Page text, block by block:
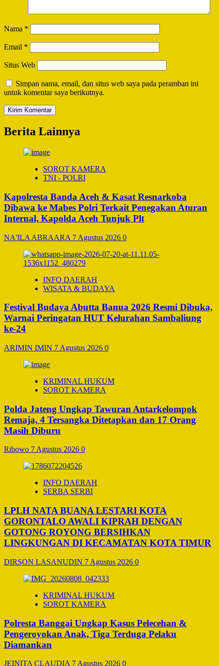
Nama *
Email *
Situs Web
Simpan nama, email, dan situs web saya pada peramban ini
untuk komentar saya berikutnya.
Berita Lainnya
SOROT KAMERA
TNI - POLRI
Kapolresta Banda Aceh & Kasat Resnarkoba
Dibawa ke Mabes Polri Terkait Penegakan Aturan
Internal, Kapolda Aceh Tunjuk Plt
NA'ILA ABRAARA 7 Agustus 2026 0
INFO DAERAH
WISATA & BUDAYA
Festival Budaya Abutta Banua 2026 Resmi Dibuka,
Warnai Peringatan HUT Kelurahan Sambaliung
ke-24
ARIMIN IMIN 7 Agustus 2026 0
KRIMINAL HUKUM
SOROT KAMERA
Polda Jateng Ungkap Tawuran Antarkelompok
Remaja, 4 Tersangka Ditetapkan dan 17 Orang
Masih Diburu
Ribowo 7 Agustus 2026 0
INFO DAERAH
SERBA SERBI
LPLH NATA BUANA LESTARI KOTA
GORONTALO AWALI KIPRAH DENGAN
GOTONG ROYONG BERSIHKAN
LINGKUNGAN DI KECAMATAN KOTA TIMUR
DIRSON LASANUDIN 7 Agustus 2026 0
KRIMINAL HUKUM
SOROT KAMERA
Polresta Banggai Ungkap Kasus Pelecehan &
Pengeroyokan Anak, Tiga Terduga Pelaku
Diamankan
JEINITA CLAUDIA 7 Agustus 2026 0